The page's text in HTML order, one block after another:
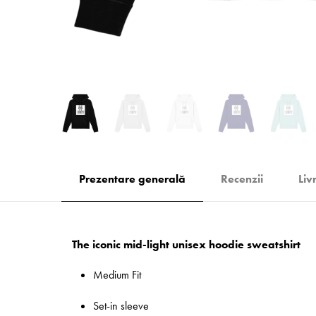
Prezentare generală Recenzii
The iconic mid-light unisex hoodie sweatshirt
Medium Fit
Set-in sleeve